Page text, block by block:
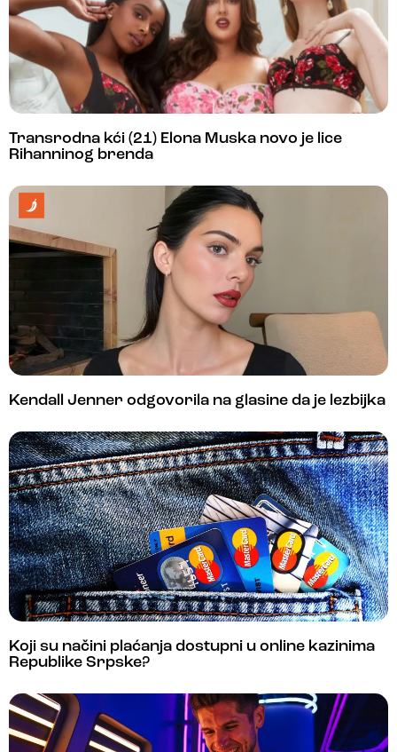
Transrodna kći (21) Elona Muska novo je lice
Rihanninog brenda
Kendall Jenner odgovorila na glasine da je lezbijka
Koji su načini plaćanja dostupni u online kazinima
Republike Srpske?